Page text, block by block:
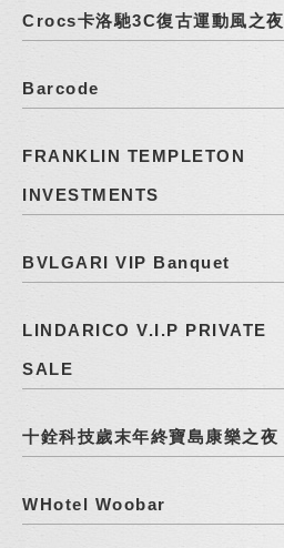
Crocs卡洛馳3C復古運動風之夜
Barcode
FRANKLIN TEMPLETON
INVESTMENTS
BVLGARI VIP Banquet
LINDARICO V.I.P PRIVATE
SALE
十銓科技歲末年終寶島康樂之夜
WHotel Woobar